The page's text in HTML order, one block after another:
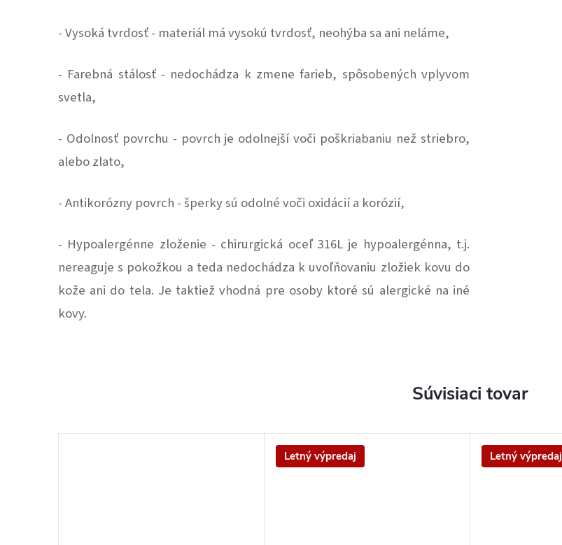
- Vysoká tvrdosť - materiál má vysokú tvrdosť, neohýba sa ani neláme,
- Farebná stálosť - nedochádza k zmene farieb, spôsobených vplyvom
svetla,
- Odolnosť povrchu - povrch je odolnejší voči poškriabaniu než striebro,
alebo zlato,
- Antikorózny povrch - šperky sú odolné voči oxidácií a korózií,
- Hypoalergénne zloženie - chirurgická oceľ 316L je hypoalergénna, t.j.
nereaguje s pokožkou a teda nedochádza k uvoľňovaniu zložiek kovu do
kože ani do tela. Je taktiež vhodná pre osoby ktoré sú alergické na iné
kovy.
Súvisiaci tovar
Letný výpredaj Letný výpredaj